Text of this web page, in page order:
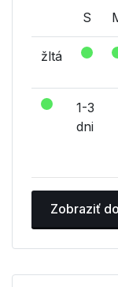
S
žltá
1-3
dni
Zobraziť